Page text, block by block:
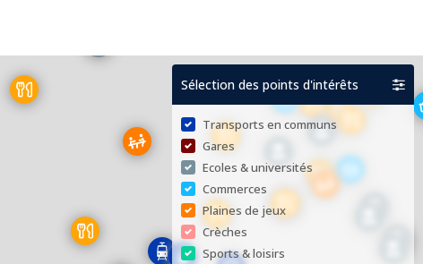
Sélection des points d'intérêts
Transports en communs
Gares
Ecoles & universités
Commerces
Plaines de jeux
Crèches
Sports & loisirs